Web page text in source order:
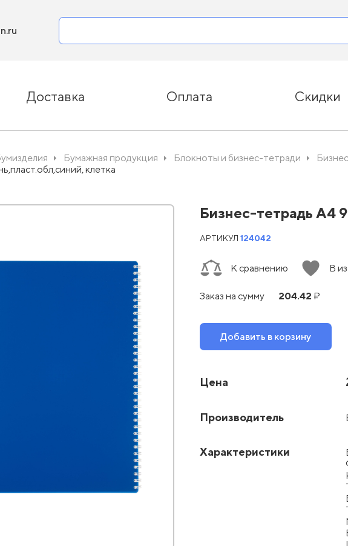
Доставка Оплата Скидки
Бумажная продукция Блокноты и бизнес-тетради
клетка
Бизнес-тетрадь А4
Цена
Производитель
Характеристики
АРТИКУЛ124042
К сравнению В
Заказ на сумму 204.42 ₽
Добавить в корзину